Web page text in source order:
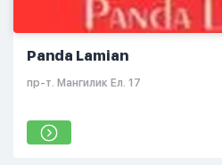
Panda Lamian
пр-т. Мангилик Ел. 17